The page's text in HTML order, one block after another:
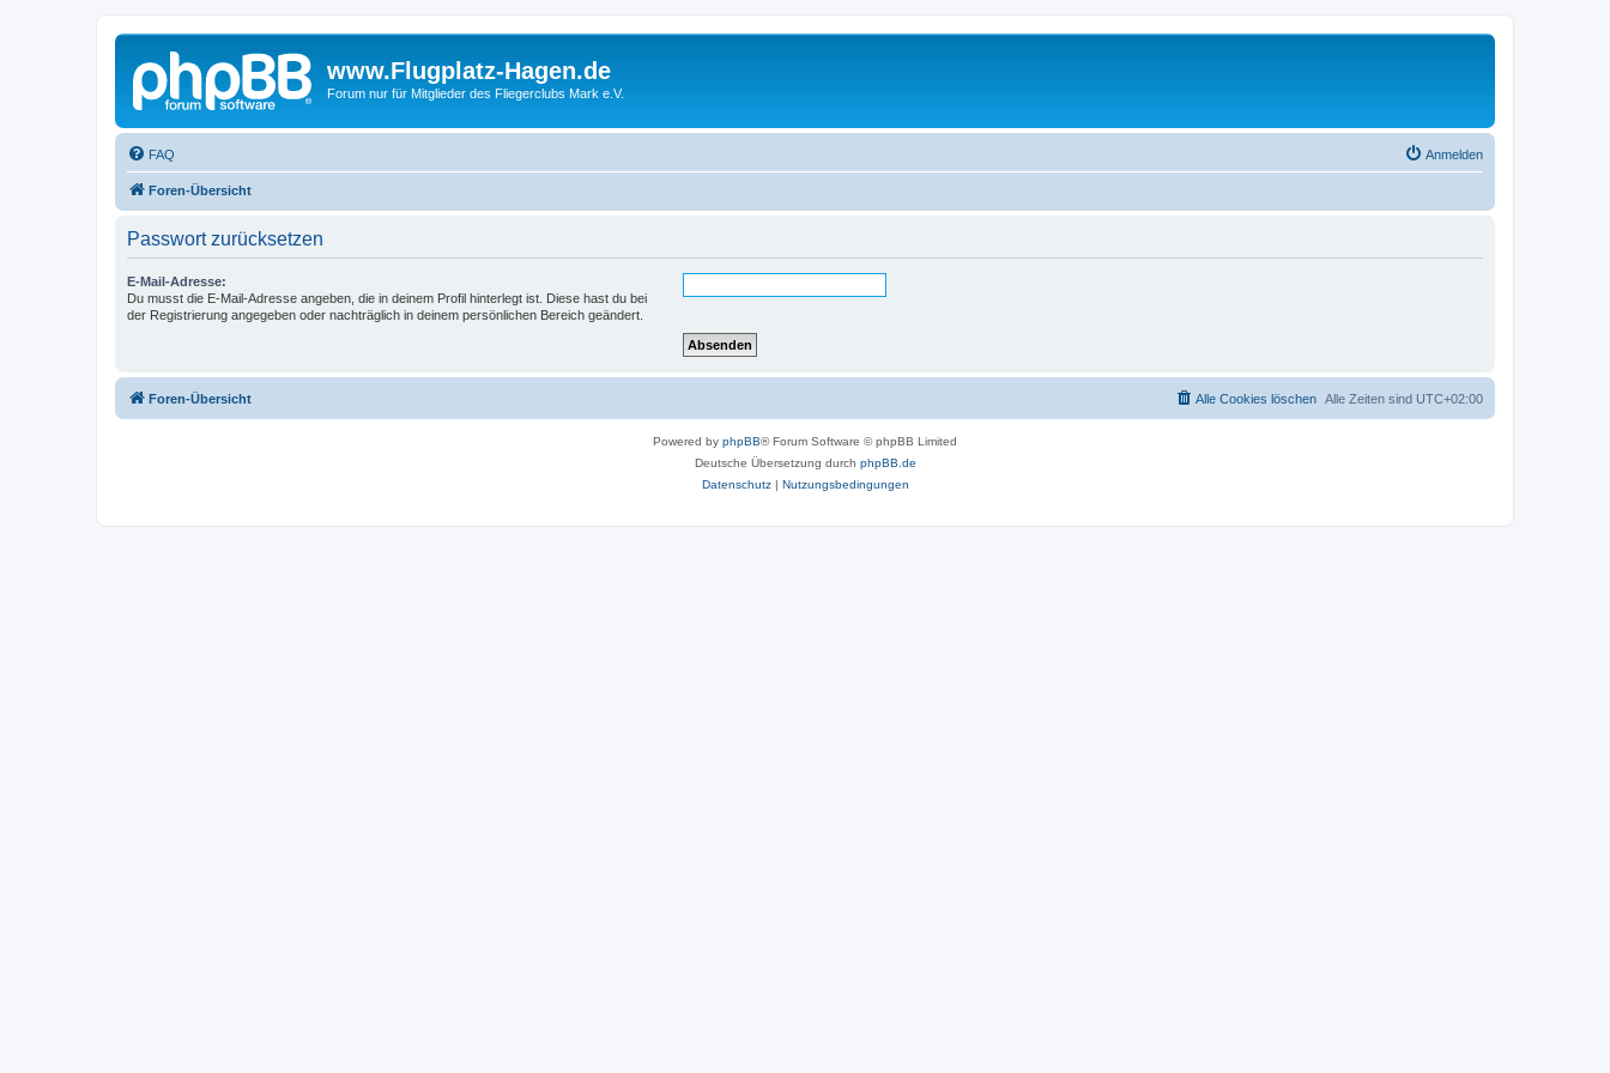
www.Flugplatz-Hagen.de
Forum nur für Mitglieder des Fliegerclubs Mark e.V.
FAQ Anmelden
Foren-Übersicht
Passwort zurücksetzen
E-Mail-Adresse:
Du musst die E-Mail-Adresse angeben, die in deinem Profil hinterlegt ist. Diese hast du bei
der Registrierung angegeben oder nachträglich in deinem persönlichen Bereich geändert.
Foren-Übersicht Alle Zeiten sind UTC+02:00
Alle Cookies löschen
Powered by phpBB® Forum Software © phpBB Limited
Deutsche Übersetzung durch phpBB.de
Datenschutz| Nutzungsbedingungen